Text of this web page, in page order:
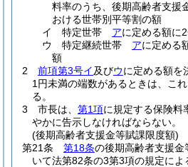
料率のうち、後期高齢者支援
おける世帯別平等割の額
イ
特定世帯 アに定める額に
ウ
特定継続世帯 アに定める
額
2
前項第3号イ及びウに定める額を
1円未満の端数があるときは、こ
る。
3
市長は、 第1項に規定する保険料
やかに告示しなければならない。
(後期高齢者支援金等賦課限度額)
第21条
第18条の後期高齢者支援金
いて法第82条の3第3項の規定に